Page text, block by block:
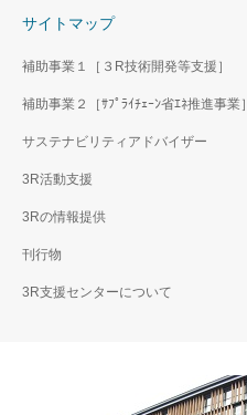
サイトマップ
補助事業１［３R技術開発等支援］
補助事業２［ｻﾌﾟﾗｲﾁｪｰﾝ省ｴﾈ推進事業］
サステナビリティアドバイザー
3R活動支援
3Rの情報提供
刊行物
3R支援センターについて